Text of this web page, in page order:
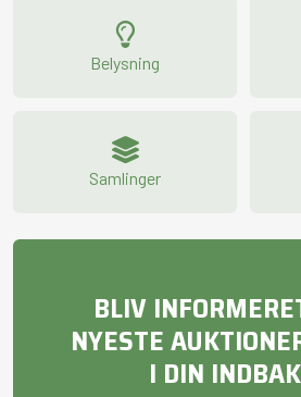
Belysning
Samlinger
BLIV
NYESTE
I DIN